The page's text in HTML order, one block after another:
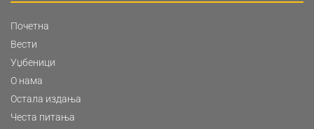
Почетна
Вести
Уџбеници
О нама
Остала издања
Честа питања